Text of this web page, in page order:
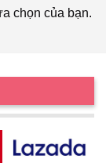
chọn của bạn.